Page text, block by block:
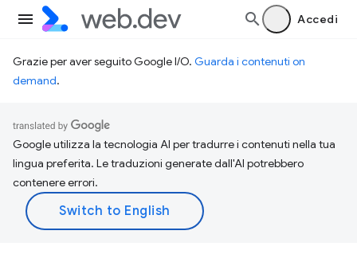
Accedi
Grazie per aver seguito Google I/O. Guarda i contenuti on
demand.
Google utilizza la tecnologia AI per tradurre i contenuti nella tua
lingua preferita. Le traduzioni generate dall'AI potrebbero
contenere errori.